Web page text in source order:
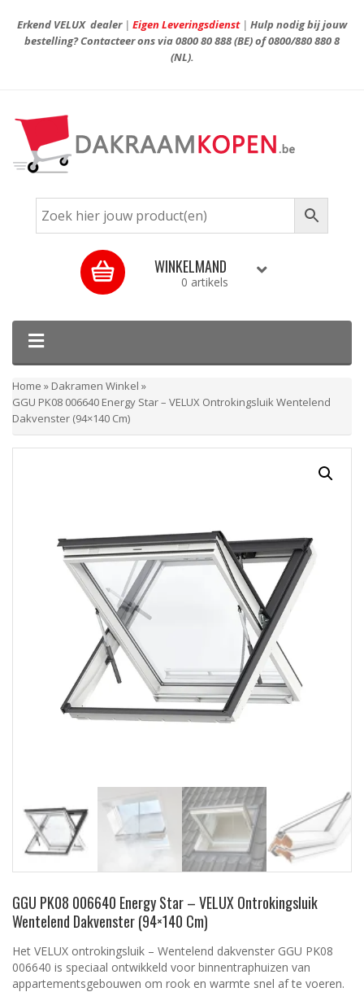
Erkend VELUX dealer| Eigen Leveringsdienst| Hulp nodig bij jouw
bestelling? Contacteer ons via0800 80 888(BE) of0800/880 880 8
(NL).
WINKELMAND
0 artikels
Home » Dakramen Winkel »
GGU PK08 006640 Energy Star – VELUX Ontrokingsluik Wentelend
Dakvenster (94×140 Cm)
GGU PK08 006640 Energy Star – VELUX Ontrokingsluik
Wentelend Dakvenster (94×140 Cm)
Het VELUX ontrokingsluik – Wentelend dakvenster GGU PK08
006640 is speciaal ontwikkeld voor binnentraphuizen van
appartementsgebouwen om rook en warmte snel af te voeren.